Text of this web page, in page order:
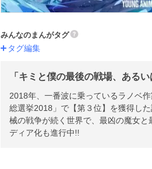
みんなのまんがタグ
タグ編集
「キミと僕の最後の戦場、ある
2018年、一番波に乗っているラノベ
総選挙2018」で【第３位】を獲得し
械の戦争が続く世界で、最凶の魔女
ディア化も進行中!!